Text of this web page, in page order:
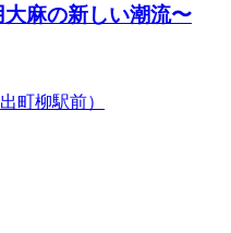
麻の新しい潮流〜
町柳駅前）